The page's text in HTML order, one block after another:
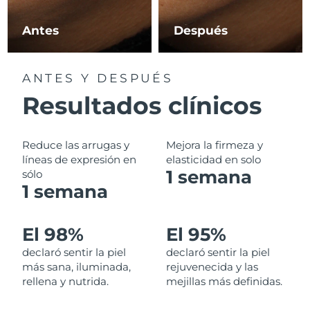
Antes Después
ANTES Y DESPUÉS
Resultados clínicos
Reduce las arrugas y
líneas de expresión en
sólo
1 semana
Mejora la firmeza y
elasticidad en solo
1 semana
El 98%
declaró sentir la piel
más sana, iluminada,
rellena y nutrida.
El 95%
declaró sentir la piel
rejuvenecida y las
mejillas más definidas.
Filipinas Entrega prevista
Portugal Entrega prevista
Catar Entrega prevista8/11/26
Reunión
Rumanía
Rusia Entrega prevista8/18/26
Arabia Saudí Entrega prevista 8/11/26